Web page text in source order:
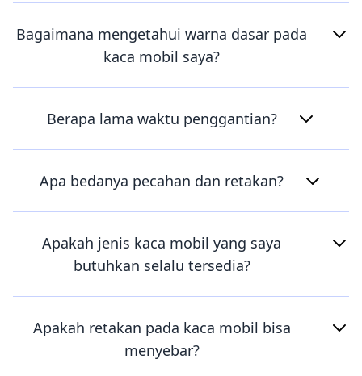
Bagaimana mengetahui warna dasar pada
kaca mobil saya?
Berapa lama waktu penggantian?
Apa bedanya pecahan dan retakan?
Apakah jenis kaca mobil yang saya
butuhkan selalu tersedia?
Apakah retakan pada kaca mobil bisa
menyebar?